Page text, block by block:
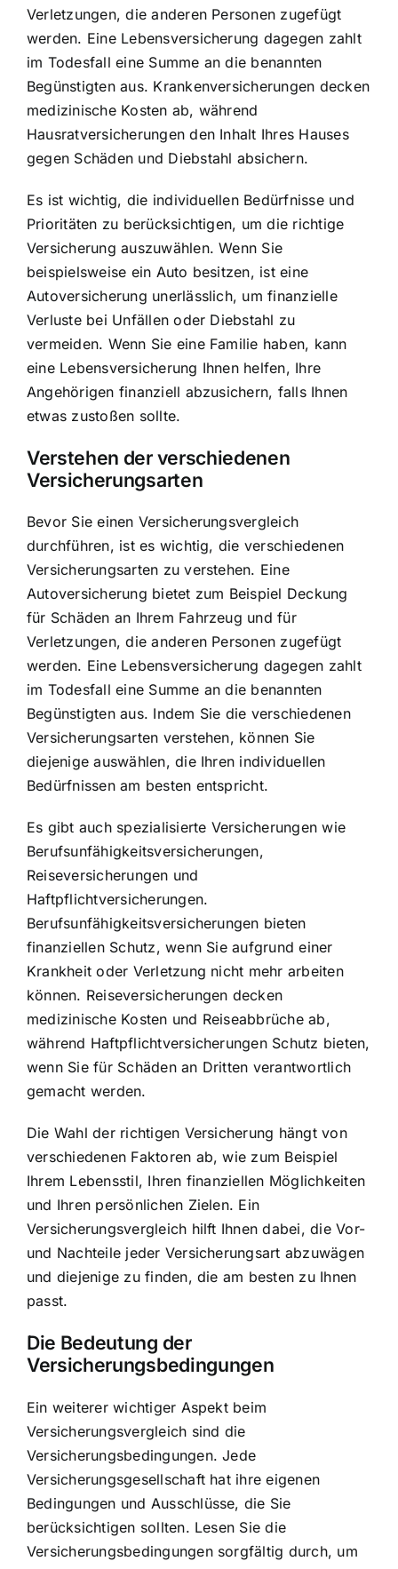
Verletzungen, die anderen Personen zugefügt
werden. Eine Lebensversicherung dagegen zahlt
im Todesfall eine Summe an die benannten
Begünstigten aus. Krankenversicherungen decken
medizinische Kosten ab, während
Hausratversicherungen den Inhalt Ihres Hauses
gegen Schäden und Diebstahl absichern.
Es ist wichtig, die individuellen Bedürfnisse und
Prioritäten zu berücksichtigen, um die richtige
Versicherung auszuwählen. Wenn Sie
beispielsweise ein Auto besitzen, ist eine
Autoversicherung unerlässlich, um finanzielle
Verluste bei Unfällen oder Diebstahl zu
vermeiden. Wenn Sie eine Familie haben, kann
eine Lebensversicherung Ihnen helfen, Ihre
Angehörigen finanziell abzusichern, falls Ihnen
etwas zustoßen sollte.
Verstehen der verschiedenen
Versicherungsarten
Bevor Sie einen Versicherungsvergleich
durchführen, ist es wichtig, die verschiedenen
Versicherungsarten zu verstehen. Eine
Autoversicherung bietet zum Beispiel Deckung
für Schäden an Ihrem Fahrzeug und für
Verletzungen, die anderen Personen zugefügt
werden. Eine Lebensversicherung dagegen zahlt
im Todesfall eine Summe an die benannten
Begünstigten aus. Indem Sie die verschiedenen
Versicherungsarten verstehen, können Sie
diejenige auswählen, die Ihren individuellen
Bedürfnissen am besten entspricht.
Es gibt auch spezialisierte Versicherungen wie
Berufsunfähigkeitsversicherungen,
Reiseversicherungen und
Haftpflichtversicherungen.
Berufsunfähigkeitsversicherungen bieten
finanziellen Schutz, wenn Sie aufgrund einer
Krankheit oder Verletzung nicht mehr arbeiten
können. Reiseversicherungen decken
medizinische Kosten und Reiseabbrüche ab,
während Haftpflichtversicherungen Schutz bieten,
wenn Sie für Schäden an Dritten verantwortlich
gemacht werden.
Die Wahl der richtigen Versicherung hängt von
verschiedenen Faktoren ab, wie zum Beispiel
Ihrem Lebensstil, Ihren finanziellen Möglichkeiten
und Ihren persönlichen Zielen. Ein
Versicherungsvergleich hilft Ihnen dabei, die Vor-
und Nachteile jeder Versicherungsart abzuwägen
und diejenige zu finden, die am besten zu Ihnen
passt.
Die Bedeutung der
Versicherungsbedingungen
Ein weiterer wichtiger Aspekt beim
Versicherungsvergleich sind die
Versicherungsbedingungen. Jede
Versicherungsgesellschaft hat ihre eigenen
Bedingungen und Ausschlüsse, die Sie
berücksichtigen sollten. Lesen Sie die
Versicherungsbedingungen sorgfältig durch, um